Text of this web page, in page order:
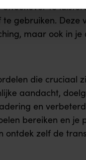
te
gebruiken. Deze
maar ook in je
die cruciaal
aandacht,
en
bereiken en je
ontdek zelf de